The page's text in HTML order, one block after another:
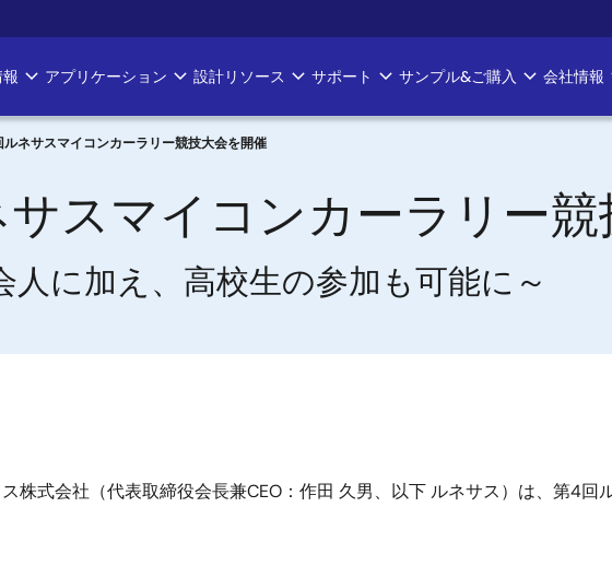
アプリケーション 設計リソース サポート サンプル&ご購入 会社情報
ネサスマイコンカーラリー競技大会を開催
スマイコンカーラリー
人に加え、高校生の参加も可能に～
株式会社（代表取締役会長兼CEO：作田 久男、以下 ルネサス）は、第4